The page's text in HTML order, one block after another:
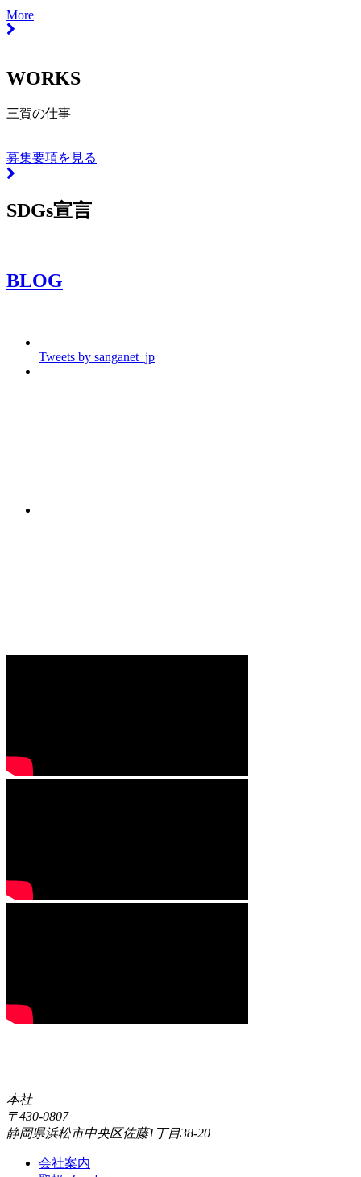
More
WORKS
三賀の仕事
募集要項を見る
SDGs宣言
BLOG
Tweets by sanganet_jp
本社
〒430-0807
静岡県浜松市中央区佐藤1丁目38-20
会社案内